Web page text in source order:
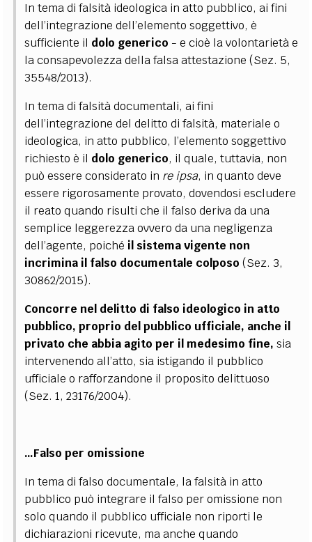
In tema di falsità ideologica in atto pubblico, ai fini
dell’integrazione dell’elemento soggettivo, è
sufficiente il dolo generico - e cioè la volontarietà e
la consapevolezza della falsa attestazione (Sez. 5,
35548/2013).
In tema di falsità documentali, ai fini
dell’integrazione del delitto di falsità, materiale o
ideologica, in atto pubblico, l’elemento soggettivo
richiesto è il dolo generico, il quale, tuttavia, non
può essere considerato in re ipsa, in quanto deve
essere rigorosamente provato, dovendosi escludere
il reato quando risulti che il falso deriva da una
semplice leggerezza ovvero da una negligenza
dell’agente, poiché il sistema vigente non
incrimina il falso documentale colposo (Sez. 3,
30862/2015).
Concorre nel delitto di falso ideologico in atto
pubblico, proprio del pubblico ufficiale, anche il
privato che abbia agito per il medesimo fine, sia
intervenendo all’atto, sia istigando il pubblico
ufficiale o rafforzandone il proposito delittuoso
(Sez. 1, 23176/2004).
…Falso per omissione
In tema di falso documentale, la falsità in atto
pubblico può integrare il falso per omissione non
solo quando il pubblico ufficiale non riporti le
dichiarazioni ricevute, ma anche quando